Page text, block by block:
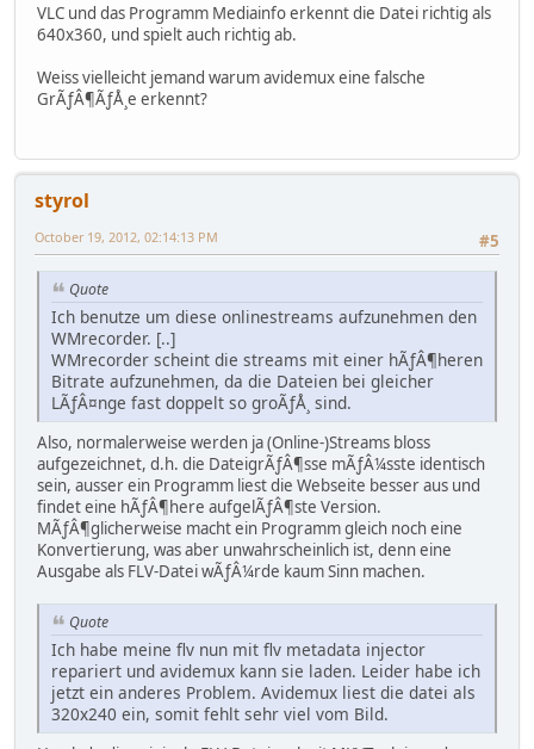
VLC und das Programm Mediainfo erkennt die Datei richtig als
640x360, und spielt auch richtig ab.
Weiss vielleicht jemand warum avidemux eine falsche
GrÃƒÂ¶ÃƒÅ¸e erkennt?
styrol
#5
October 19, 2012, 02:14:13 PM
Quote
Ich benutze um diese onlinestreams aufzunehmen den
WMrecorder. [..]
WMrecorder scheint die streams mit einer hÃƒÂ¶heren
Bitrate aufzunehmen, da die Dateien bei gleicher
LÃƒÂ¤nge fast doppelt so groÃƒÅ¸ sind.
Also, normalerweise werden ja (Online-)Streams bloss
aufgezeichnet, d.h. die DateigrÃƒÂ¶sse mÃƒÂ¼sste identisch
sein, ausser ein Programm liest die Webseite besser aus und
findet eine hÃƒÂ¶here aufgelÃƒÂ¶ste Version.
MÃƒÂ¶glicherweise macht ein Programm gleich noch eine
Konvertierung, was aber unwahrscheinlich ist, denn eine
Ausgabe als FLV-Datei wÃƒÂ¼rde kaum Sinn machen.
Quote
Ich habe meine flv nun mit flv metadata injector
repariert und avidemux kann sie laden. Leider habe ich
jetzt ein anderes Problem. Avidemux liest die datei als
320x240 ein, somit fehlt sehr viel vom Bild.